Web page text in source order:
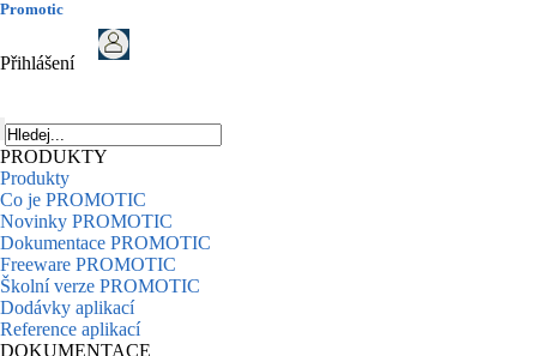
Promotic
Přihlášení
PRODUKTY
Produkty
Co je PROMOTIC
Novinky PROMOTIC
Dokumentace PROMOTIC
Freeware PROMOTIC
Školní verze PROMOTIC
Dodávky aplikací
Reference aplikací
DOKUMENTACE